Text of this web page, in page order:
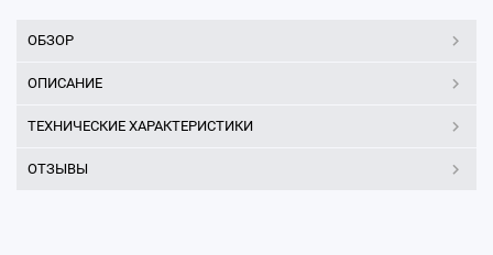
ОБЗОР
ОПИСАНИЕ
ТЕХНИЧЕСКИЕ ХАРАКТЕРИСТИКИ
ОТЗЫВЫ